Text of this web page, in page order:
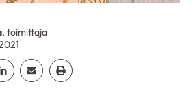
, toimittaja
Linkedin
Jaa EmailJaa Print